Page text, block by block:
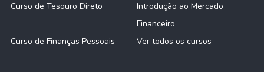
Curso de Tesouro Direto
Introdução ao Mercado
Financeiro
Curso de Finanças Pessoais
Ver todos os cursos